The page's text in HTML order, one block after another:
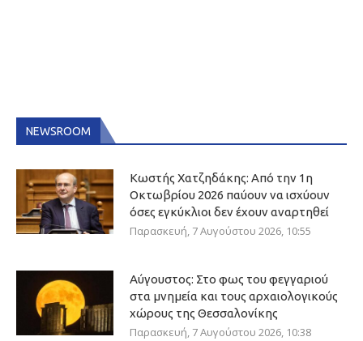
NEWSROOM
Κωστής Χατζηδάκης: Από την 1η
Οκτωβρίου 2026 παύουν να ισχύουν
όσες εγκύκλιοι δεν έχουν αναρτηθεί
Παρασκευή, 7 Αυγούστου 2026, 10:55
Αύγουστος: Στο φως του φεγγαριού
στα μνημεία και τους αρχαιολογικούς
χώρους της Θεσσαλονίκης
Παρασκευή, 7 Αυγούστου 2026, 10:38